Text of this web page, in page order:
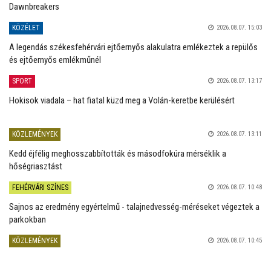
Dawnbreakers
KÖZÉLET 2026.08.07. 15:03
A legendás székesfehérvári ejtőernyős alakulatra emlékeztek a repülős
és ejtőernyős emlékműnél
SPORT 2026.08.07. 13:17
Hokisok viadala – hat fiatal küzd meg a Volán-keretbe kerülésért
KÖZLEMÉNYEK 2026.08.07. 13:11
Kedd éjfélig meghosszabbították és másodfokúra mérséklik a
hőségriasztást
FEHÉRVÁRI SZÍNES 2026.08.07. 10:48
Sajnos az eredmény egyértelmű - talajnedvesség-méréseket végeztek a
parkokban
KÖZLEMÉNYEK 2026.08.07. 10:45